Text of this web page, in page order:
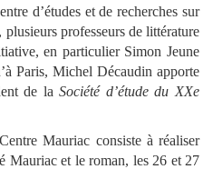
d’études et de recherches sur
professeurs de littérature
en particulier Simon Jeune
Paris, Michel Décaudin apporte
de la Société d’étude du XXe
Mauriac consiste à réaliser
Mauriac et le roman, les 26 et 27